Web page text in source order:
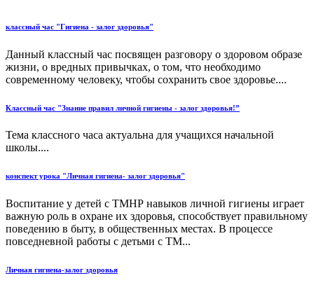
классный час "Гигиена - залог здоровья"
Данный классный час посвящен разговору о здоровом образе
жизни, о вредных привычках, о том, что необходимо
современному человеку, чтобы сохранить свое здоровье....
Классный час "Знание правил личной гигиены - залог здоровья!”
Тема классного часа актуальна для учащихся начальной
школы....
конспект урока "Личная гигиена- залог здоровья"
Воспитание у детей с ТМНР навыков личной гигиены играет
важную роль в охране их здоровья, способствует правильному
поведению в быту, в общественных местах. В процессе
повседневной работы с детьми с ТМ...
Личная гигиена-залог здоровья